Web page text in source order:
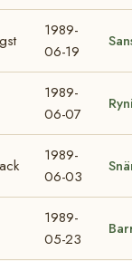
1989-
06-19
1989-
06-07
1989-
06-03
1989-
05-23